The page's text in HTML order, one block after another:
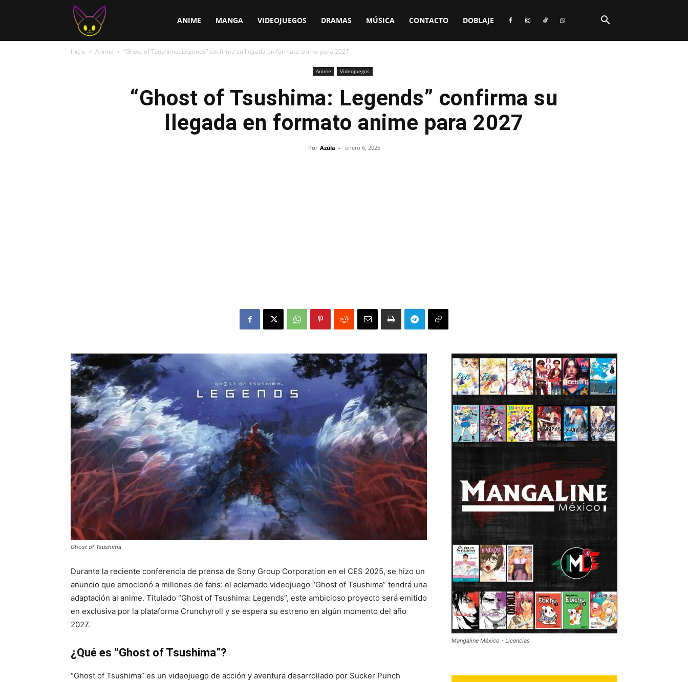
ANIME MANGA VIDEOJUEGOS DRAMAS MÚSICA CONTACTO DOBLAJE
Inicio Anime “Ghost of Tsushima: Legends” confirma su llegada en formato anime para 2027
Anime Videojuegos
“Ghost of Tsushima: Legends” confirma su
llegada en formato anime para 2027
Por Azula - enero 6, 2025
Ghost of Tsushima
Durante la reciente conferencia de prensa de Sony Group Corporation en el CES 2025, se hizo un
anuncio que emocionó a millones de fans: el aclamado videojuego “Ghost of Tsushima” tendrá una
adaptación al anime. Titulado “Ghost of Tsushima: Legends”, este ambicioso proyecto será emitido
en exclusiva por la plataforma Crunchyroll y se espera su estreno en algún momento del año
2027.
¿Qué es “Ghost of Tsushima”?
“Ghost of Tsushima” es un videojuego de acción y aventura desarrollado por Sucker Punch
Mangaline México - Licencias